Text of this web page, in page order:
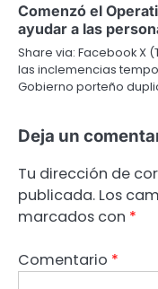
Comenzó el
ayudar a las
Share via: Facebook X
las inclemencias
Gobierno porteño
Deja un
Tu dirección de
publicada. Los
marcados con *
Comentario *